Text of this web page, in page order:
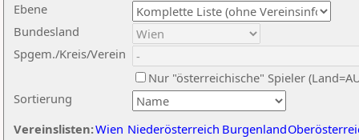
Ebene
Sortierung
Bundesland
Spgem./Kreis/Verein
Nur "österreichische" Spieler
Vereinslisten:Wien Niederösterreich Burgenland